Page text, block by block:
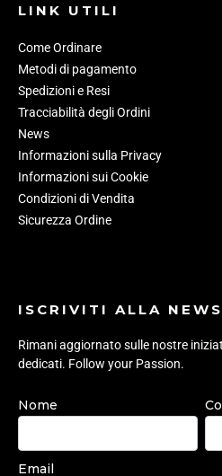
LINK UTILI
Come Ordinare
Metodi di pagamento
Spedizioni e Resi
Tracciabilità degli Ordini
News
Informazioni sulla Privacy
Informazioni sui Cookie
Condizioni di Vendita
Sicurezza Ordine
ISCRIVITI ALLA
Rimani aggiornato sulle nostre
dedicati. Follow your Passion.
Nome
Email